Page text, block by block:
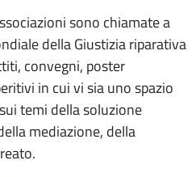
sono chiamate a
della Giustizia riparativa
convegni, poster
in cui vi sia uno spazio
temi della soluzione
mediazione, della